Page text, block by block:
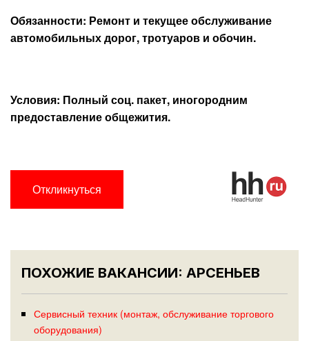
Обязанности: Ремонт и текущее обслуживание
автомобильных дорог, тротуаров и обочин.
Условия: Полный соц. пакет, иногородним
предоставление общежития.
Откликнуться
ПОХОЖИЕ ВАКАНСИИ: АРСЕНЬЕВ
Сервисный техник (монтаж, обслуживание торгового
оборудования)